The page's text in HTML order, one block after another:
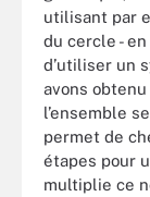
utilisant par
du cercle -
d’utiliser un
avons
l’ensemble
permet de
étapes pour
multiplie ce